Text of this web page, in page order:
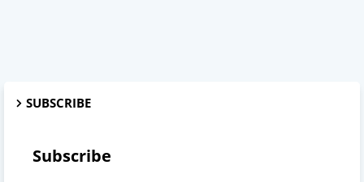
SUBSCRIBE
Subscribe